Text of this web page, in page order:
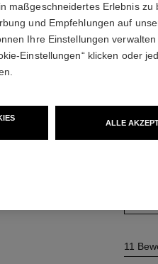
Ref.
44 €
834
11
maßgeschneidertes Erlebnis zu
und Empfehlungen auf
Ihre Einstellungen
Einstellungen“ klicken oder
ALLE